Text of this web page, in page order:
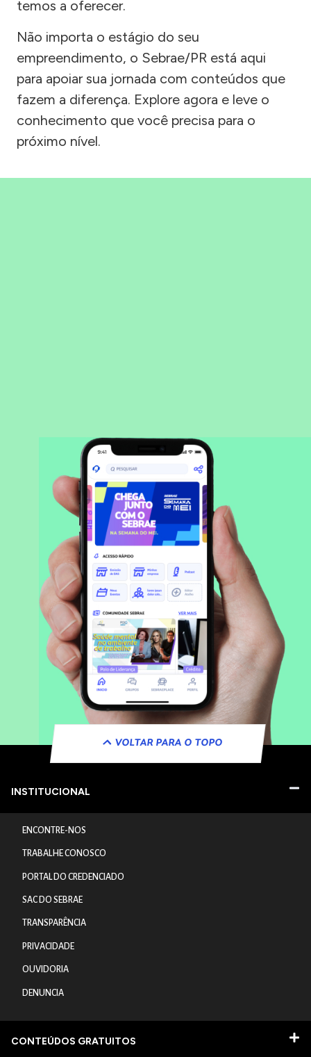
temos a oferecer.
Não importa o estágio do seu
empreendimento, o Sebrae/PR está aqui
para apoiar sua jornada com conteúdos que
fazem a diferença. Explore agora e leve o
conhecimento que você precisa para o
próximo nível.
VOLTAR PARA O TOPO
INSTITUCIONAL
ENCONTRE-NOS
TRABALHE CONOSCO
PORTAL DO CREDENCIADO
SAC DO SEBRAE
TRANSPARÊNCIA
PRIVACIDADE
OUVIDORIA
DENUNCIA
CONTEÚDOS GRATUITOS